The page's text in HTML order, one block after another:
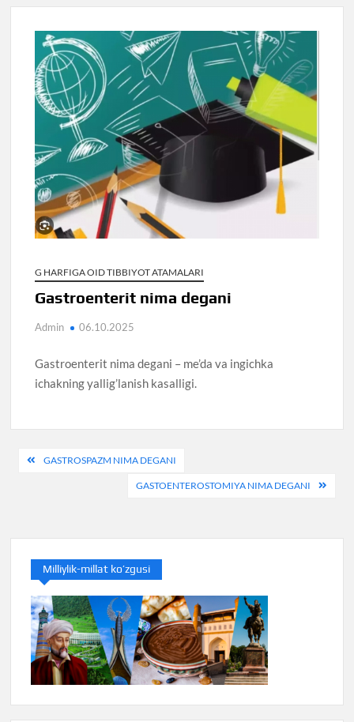
G HARFIGA OID TIBBIYOT ATAMALARI
Gastroenterit nima degani
Admin 06.10.2025
Gastroenterit nima degani – me’da va ingichka
ichakning yallig’lanish kasalligi.
PostGASTROSPAZM NIMA DEGANI
GASTOENTEROSTOMIYA NIMA DEGANI
Milliylik-millat ko’zgusi